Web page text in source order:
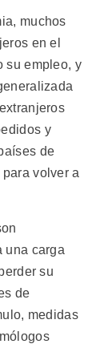
muchos
en el
su empleo, y
y
de
volver a
una carga
su
de
medidas